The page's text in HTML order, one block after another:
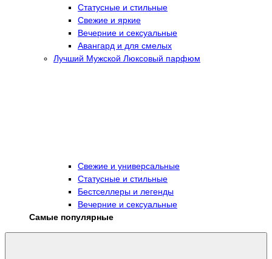
Статусные и стильные
Свежие и яркие
Вечерние и сексуальные
Авангард и для смелых
Лучший Мужской Люксовый парфюм
Свежие и универсальные
Статусные и стильные
Бестселлеры и легенды
Вечерние и сексуальные
Самые популярные